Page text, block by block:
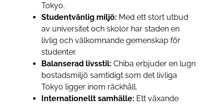
Tokyo.
Studentvänlig miljö: Med ett stort utbud
av universitet och skolor har staden en
livlig och välkomnande gemenskap för
studenter.
Balanserad livsstil: Chiba erbjuder en lugn
bostadsmiljö samtidigt som det livliga
Tokyo ligger inom räckhåll.
Internationellt samhälle: Ett växande